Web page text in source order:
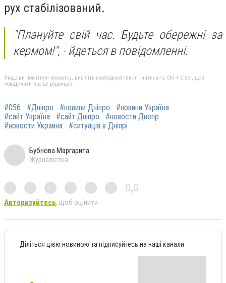
рух стабілізований.
"Плануйте свій час. Будьте обережні за
кермом!", -йдеться в повідомленні.
Якщо ви помітили помилку, виділіть необхідний текст і натисніть Ctrl + Enter, щоб
повідомити про це редакцію
#056 #Дніпро #новини Дніпро
#новини Україна
#сайт Україна
#сайт Дніпро
#новости Днепр
#новости Украина
#ситуація в Дніпрі
Бубнова Маргарита
Журналістка
0,0
Авторизуйтесь, щоб оцінити
Діліться цією новиною та підписуйтесь на наші канали